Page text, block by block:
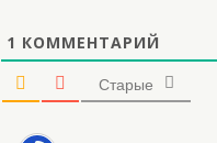
1 КОММЕНТАРИЙ
Старые